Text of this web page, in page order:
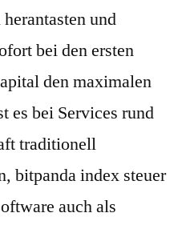
und
bei den ersten
den maximalen
es bei Services rund
traditionell
bitpanda index steuer
auch als